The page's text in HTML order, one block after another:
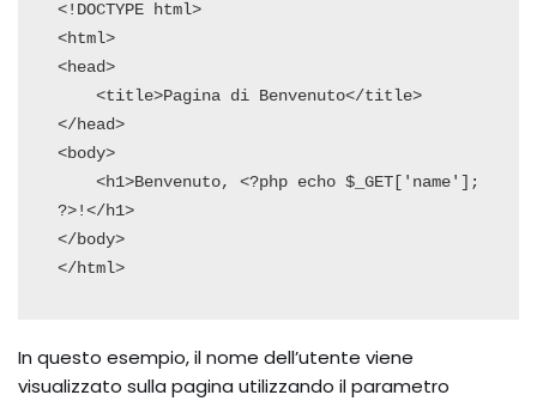
<!DOCTYPE html>
<html>
<head>
</head>
<body>
?>!</h1>
</body>
In questo esempio, il nome dell’utente viene
visualizzato sulla pagina utilizzando il parametro